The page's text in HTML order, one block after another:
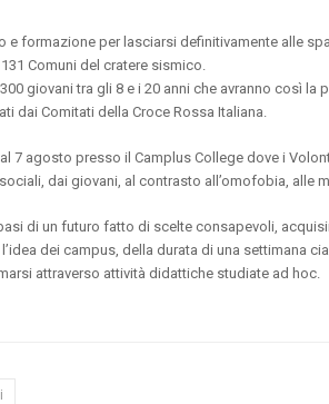
e formazione per lasciarsi definitivamente alle
Comuni del cratere sismico.
giovani tra gli 8 e i 20 anni che avranno così
dai Comitati della Croce Rossa Italiana.
7 agosto presso il Camplus College dove i
dai giovani, al contrasto all’omofobia, alle
di un futuro fatto di scelte consapevoli,
dei campus, della durata di una settimana
attraverso attività didattiche studiate ad hoc.